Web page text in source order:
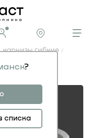
?
списка
карнизы гибкие
гибкий